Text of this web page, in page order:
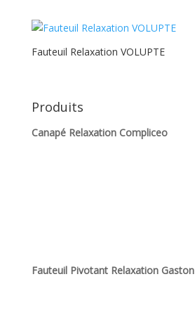
Fauteuil Relaxation VOLUPTE
Produits
Canapé Relaxation Compliceo
Fauteuil Pivotant Relaxation Gaston